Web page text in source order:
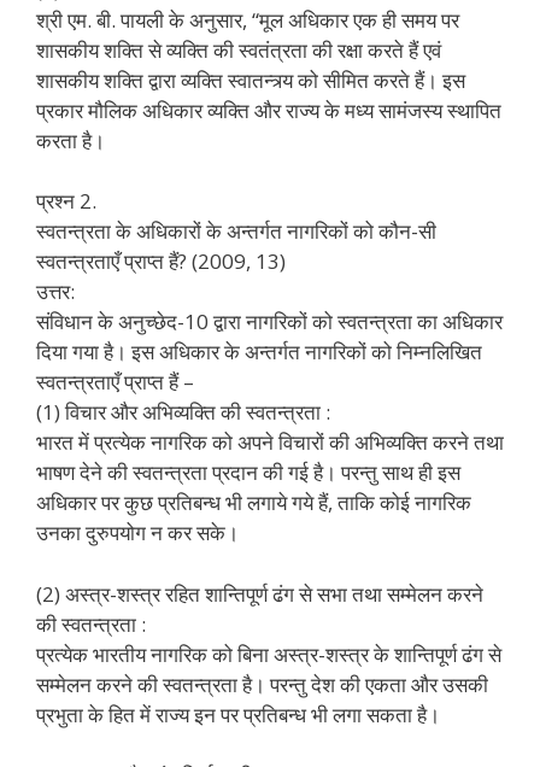
श्री एम. बी. पायली के अनुसार, “मूल अधिकार एक ही समय पर
शासकीय शक्ति से व्यक्ति की स्वतंत्रता की रक्षा करते हैं एवं
शासकीय शक्ति द्वारा व्यक्ति स्वातन्त्र्य को सीमित करते हैं। इस
प्रकार मौलिक अधिकार व्यक्ति और राज्य के मध्य सामंजस्य स्थापित
करता है।
प्रश्न 2.
स्वतन्त्रता के अधिकारों के अन्तर्गत नागरिकों को कौन-सी
स्वतन्त्रताएँ प्राप्त हैं? (2009, 13)
उत्तर:
संविधान के अनुच्छेद-10 द्वारा नागरिकों को स्वतन्त्रता का अधिकार
दिया गया है। इस अधिकार के अन्तर्गत नागरिकों को निम्नलिखित
स्वतन्त्रताएँ प्राप्त हैं –
(1) विचार और अभिव्यक्ति की स्वतन्त्रता :
भारत में प्रत्येक नागरिक को अपने विचारों की अभिव्यक्ति करने तथा
भाषण देने की स्वतन्त्रता प्रदान की गई है। परन्तु साथ ही इस
अधिकार पर कुछ प्रतिबन्ध भी लगाये गये हैं, ताकि कोई नागरिक
उनका दुरुपयोग न कर सके।
(2) अस्त्र-शस्त्र रहित शान्तिपूर्ण ढंग से सभा तथा सम्मेलन करने
की स्वतन्त्रता :
प्रत्येक भारतीय नागरिक को बिना अस्त्र-शस्त्र के शान्तिपूर्ण ढंग से
सम्मेलन करने की स्वतन्त्रता है। परन्तु देश की एकता और उसकी
प्रभुता के हित में राज्य इन पर प्रतिबन्ध भी लगा सकता है।